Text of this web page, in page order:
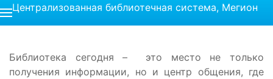
Централизованная библиотечная система, Мегион
Библиотека сегодня – это место не только
получения информации, но и центр общения, где